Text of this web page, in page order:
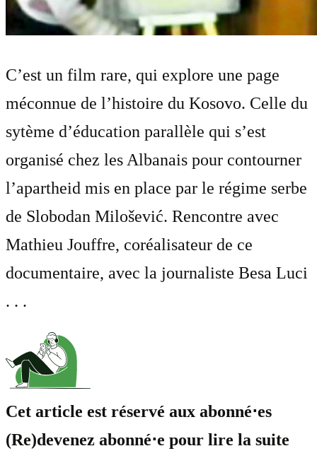
C’est un film rare, qui explore une page
méconnue de l’histoire du Kosovo. Celle du
sytème d’éducation parallèle qui s’est
organisé chez les Albanais pour contourner
l’apartheid mis en place par le régime serbe
de Slobodan Milošević. Rencontre avec
Mathieu Jouffre, coréalisateur de ce
documentaire, avec la journaliste Besa Luci
. . .
Cet article est réservé aux abonné⋅es
(Re)devenez abonné⋅e pour lire la suite